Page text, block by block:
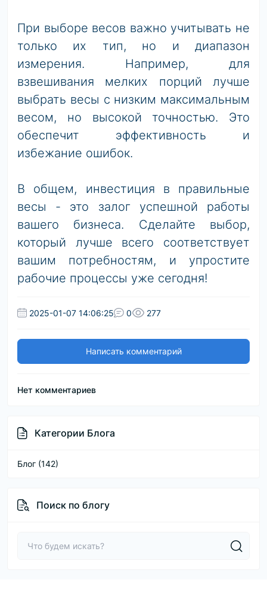
При выборе весов важно учитывать не
только их тип, но и диапазон
измерения. Например, для
взвешивания мелких порций лучше
выбрать весы с низким максимальным
весом, но высокой точностью. Это
обеспечит эффективность и
избежание ошибок.
В общем, инвестиция в правильные
весы - это залог успешной работы
вашего бизнеса. Сделайте выбор,
который лучше всего соответствует
вашим потребностям, и упростите
рабочие процессы уже сегодня!
2025-01-07 14:06:25 0 277
Написать комментарий
Нет комментариев
Категории Блога
Блог (142)
Поиск по блогу